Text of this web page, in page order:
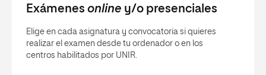
Exámenes online y/o presenciales
Elige en cada asignatura y convocatoria si quieres
realizar el examen desde tu ordenador o en los
centros habilitados por UNIR.